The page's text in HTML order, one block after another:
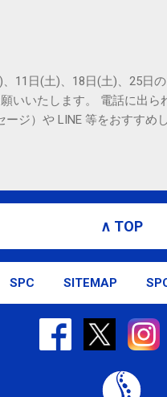
11日(土)、18日(土)、25日
いいたします。 電話に出
ジ）や LINE 等をおすすめ
∧ TOP
SPC SITEMAP